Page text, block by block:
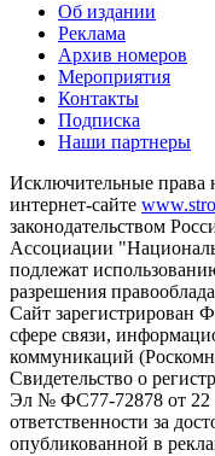
Об издании
Реклама
Архив номеров
Мероприятия
Контакты
Подписка
Наши партнеры
Исключительные права
интернет-сайте
законодательством
Ассоциации
подлежат
разрешения
Сайт зарегистрирован
сфере связи,
коммуникаций
Свидетельство о
Эл № ФС77-72878 от 22
ответственности за
опубликованной в